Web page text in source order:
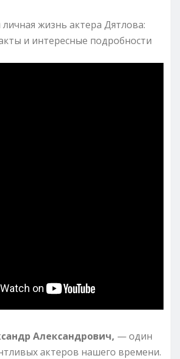
Александрович, — один
актеров нашего времени.